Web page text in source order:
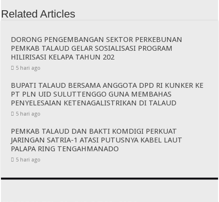
Related Articles
DORONG PENGEMBANGAN SEKTOR PERKEBUNAN
PEMKAB TALAUD GELAR SOSIALISASI PROGRAM
HILIRISASI KELAPA TAHUN 202
5 hari ago
BUPATI TALAUD BERSAMA ANGGOTA DPD RI KUNKER KE
PT PLN UID SULUTTENGGO GUNA MEMBAHAS
PENYELESAIAN KETENAGALISTRIKAN DI TALAUD
5 hari ago
PEMKAB TALAUD DAN BAKTI KOMDIGI PERKUAT
JARINGAN SATRIA-1 ATASI PUTUSNYA KABEL LAUT
PALAPA RING TENGAHMANADO
5 hari ago